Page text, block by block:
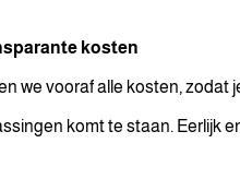
kosten
we vooraf alle kosten, zodat
komt te staan. Eerlijk